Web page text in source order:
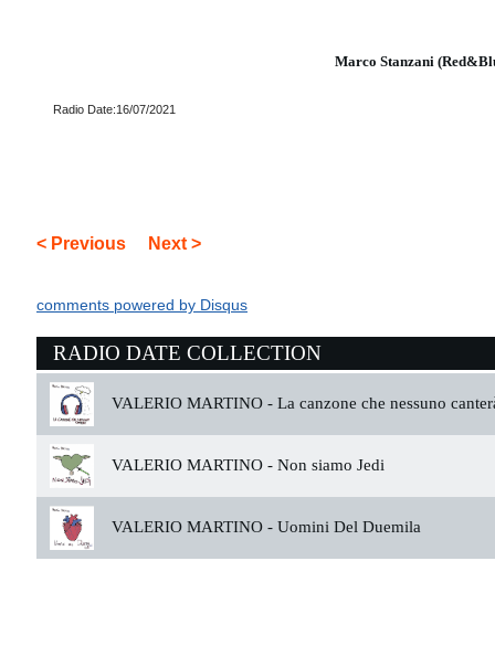
Marco Stanzani
Radio Date:16/07/2021
< Previous Next >
comments powered by Disqus
RADIO DATE COLLECTION
VALERIO MARTINO - La canzone che nessuno
VALERIO MARTINO - Non siamo Jedi
VALERIO MARTINO - Uomini Del Duemila